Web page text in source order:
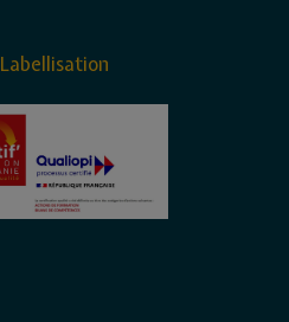
Labellisation